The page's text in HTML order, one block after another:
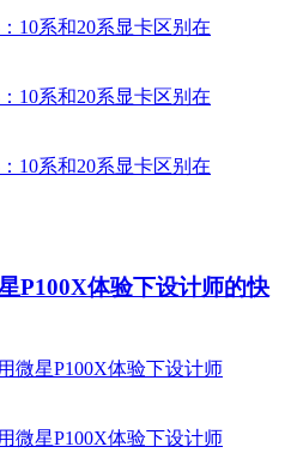
P100X体验下设计师的快